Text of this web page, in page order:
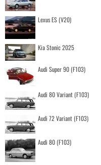
Lexus ES (V20)
Kia Stonic 2025
Audi Super 90 (F103)
Audi 80 Variant (F103)
Audi 72 Variant (F103)
Audi 80 (F103)